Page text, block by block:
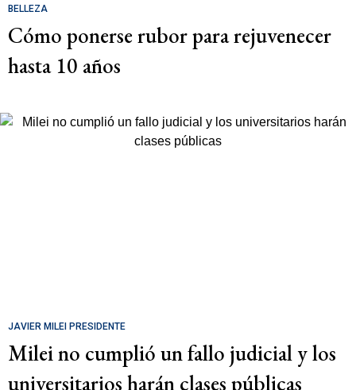
BELLEZA
Cómo ponerse rubor para rejuvenecer
hasta 10 años
JAVIER MILEI PRESIDENTE
Milei no cumplió un fallo judicial y los
universitarios harán clases públicas